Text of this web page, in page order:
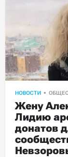
НОВОСТИ
Жену
Лидию
донатов